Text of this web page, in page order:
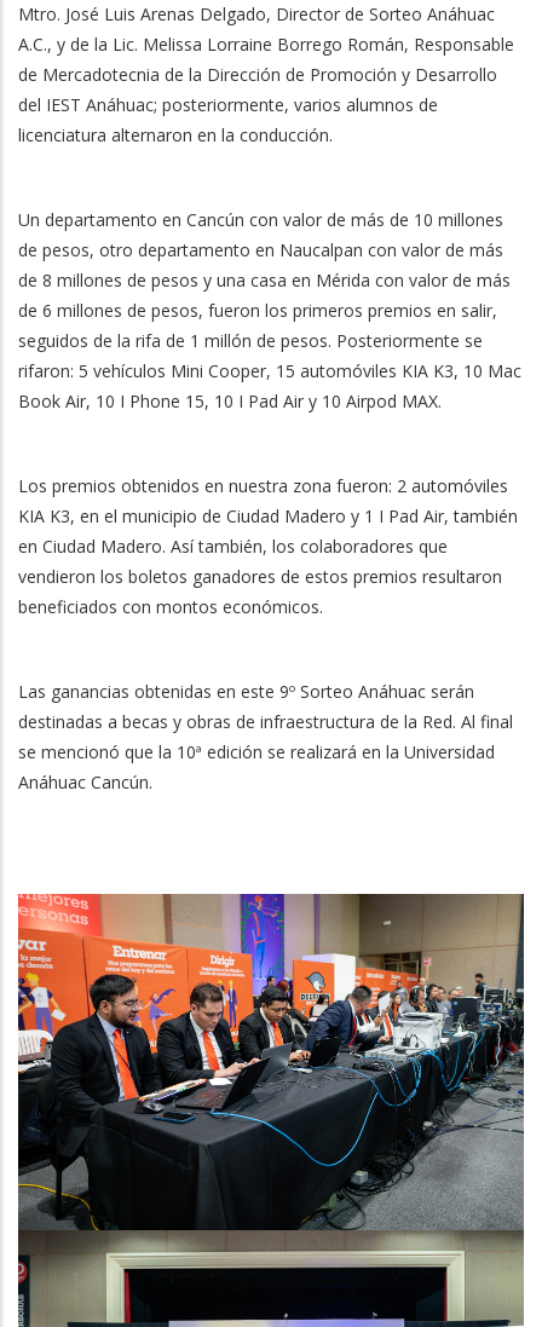
Mtro. José Luis Arenas Delgado, Director de Sorteo Anáhuac
A.C., y de la Lic. Melissa Lorraine Borrego Román, Responsable
de Mercadotecnia de la Dirección de Promoción y Desarrollo
del IEST Anáhuac; posteriormente, varios alumnos de
licenciatura alternaron en la conducción.
Un departamento en Cancún con valor de más de 10 millones
de pesos, otro departamento en Naucalpan con valor de más
de 8 millones de pesos y una casa en Mérida con valor de más
de 6 millones de pesos, fueron los primeros premios en salir,
seguidos de la rifa de 1 millón de pesos. Posteriormente se
rifaron: 5 vehículos Mini Cooper, 15 automóviles KIA K3, 10 Mac
Book Air, 10 I Phone 15, 10 I Pad Air y 10 Airpod MAX.
Los premios obtenidos en nuestra zona fueron: 2 automóviles
KIA K3, en el municipio de Ciudad Madero y 1 I Pad Air, también
en Ciudad Madero. Así también, los colaboradores que
vendieron los boletos ganadores de estos premios resultaron
beneficiados con montos económicos.
Las ganancias obtenidas en este 9º Sorteo Anáhuac serán
destinadas a becas y obras de infraestructura de la Red. Al final
se mencionó que la 10ª edición se realizará en la Universidad
Anáhuac Cancún.